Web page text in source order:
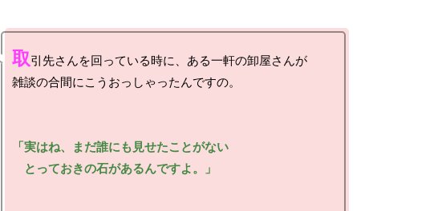
取引先さんを回っている時に、ある一軒の卸屋さんが
雑談の合間にこうおっしゃったんですの。
「実はね、まだ誰にも見せたことがない
とっておきの石があるんですよ。」